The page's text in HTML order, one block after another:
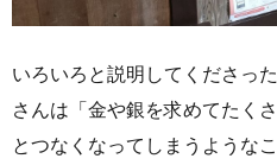
いろいろと説明してくださっ
さんは「金や銀を求めてたく
とつなくなってしまうような